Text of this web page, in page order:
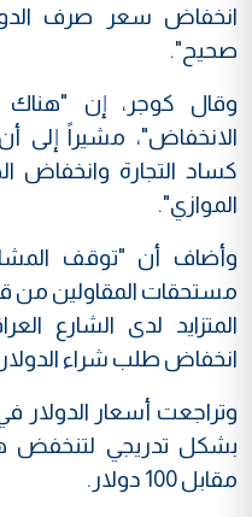
انخفاض سعر صرف
صحيح".
وقال كوجر، إن "هناك
الانخفاض"، مشيراً إلى
كساد التجارة وانخفاض
الموازي".
وأضاف أن "توقف
مستحقات المقاولين من
المتزايد لدى الشارع
انخفاض طلب شراء
وتراجعت أسعار الدولار
مقابل 100 دولار.